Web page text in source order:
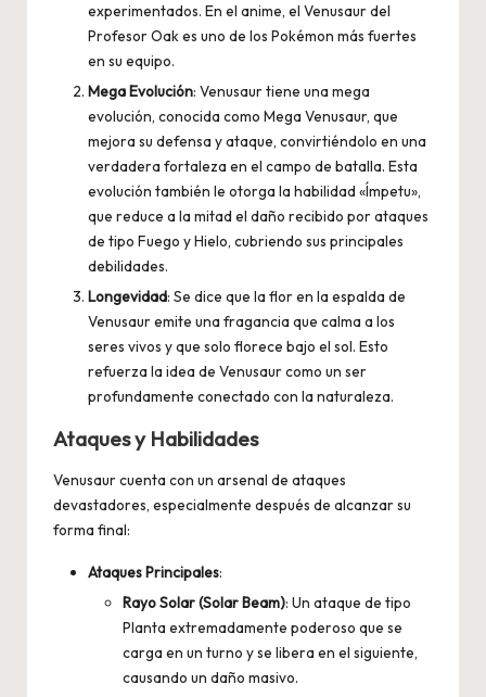
experimentados. En el anime, el Venusaur del
Profesor Oak es uno de los Pokémon más fuertes
en su equipo.
Mega Evolución: Venusaur tiene una mega
evolución, conocida como Mega Venusaur, que
mejora su defensa y ataque, convirtiéndolo en una
verdadera fortaleza en el campo de batalla. Esta
evolución también le otorga la habilidad «Ímpetu»,
que reduce a la mitad el daño recibido por ataques
de tipo Fuego y Hielo, cubriendo sus principales
debilidades.
Longevidad: Se dice que la flor en la espalda de
Venusaur emite una fragancia que calma a los
seres vivos y que solo florece bajo el sol. Esto
refuerza la idea de Venusaur como un ser
profundamente conectado con la naturaleza.
Ataques y Habilidades
Venusaur cuenta con un arsenal de ataques
devastadores, especialmente después de alcanzar su
forma final:
Ataques Principales:
Rayo Solar (Solar Beam): Un ataque de tipo
Planta extremadamente poderoso que se
carga en un turno y se libera en el siguiente,
causando un daño masivo.